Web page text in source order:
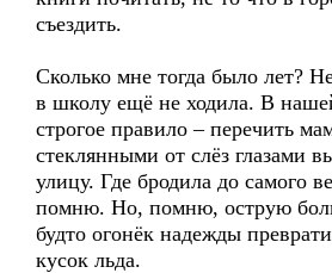
съездить.
Сколько мне тогда было лет?
в школу ещё не ходила. В
строгое правило – перечить
стеклянными от слёз глазами
улицу. Где бродила до самого
помню. Но, помню, острую
будто огонёк надежды
кусок льда.